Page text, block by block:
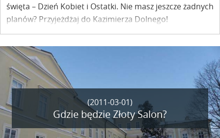
święta – Dzień Kobiet i Ostatki. Nie masz jeszcze żadnych
planów? Przyjeżdżaj do Kazimierza Dolnego!
(2011-03-01)
Gdzie będzie Złoty Salon?